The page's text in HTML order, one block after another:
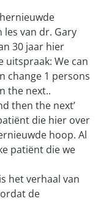
les van dr. Gary
30 jaar hier
uitspraak: We can
change 1 persons
the next..
then the next’
die hier over
hoop. Al
patiënt die we
het verhaal van
de